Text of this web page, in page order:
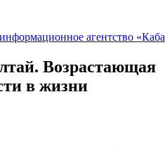
Возрастающая
в жизни